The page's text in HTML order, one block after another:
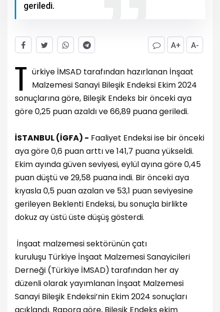
geriledi.
A+ A-
T ürkiye İMSAD tarafından hazırlanan İnşaat
Malzemesi Sanayi Bileşik Endeksi Ekim 2024
sonuçlarına göre, Bileşik Endeks bir önceki aya
göre 0,25 puan azaldı ve 66,89 puana geriledi.
İSTANBUL (İGFA) - Faaliyet Endeksi ise bir önceki
aya göre 0,6 puan arttı ve 141,7 puana yükseldi.
Ekim ayında güven seviyesi, eylül ayına göre 0,45
puan düştü ve 29,58 puana indi. Bir önceki aya
kıyasla 0,5 puan azalan ve 53,1 puan seviyesine
gerileyen Beklenti Endeksi, bu sonuçla birlikte
dokuz ay üstü üste düşüş gösterdi.
İnşaat malzemesi sektörünün çatı
kuruluşu Türkiye İnşaat Malzemesi Sanayicileri
Derneği (Türkiye İMSAD) tarafından her ay
düzenli olarak yayımlanan İnşaat Malzemesi
Sanayi Bileşik Endeksi’nin Ekim 2024 sonuçları
açıklandı. Rapora göre, Bileşik Endeks ekim